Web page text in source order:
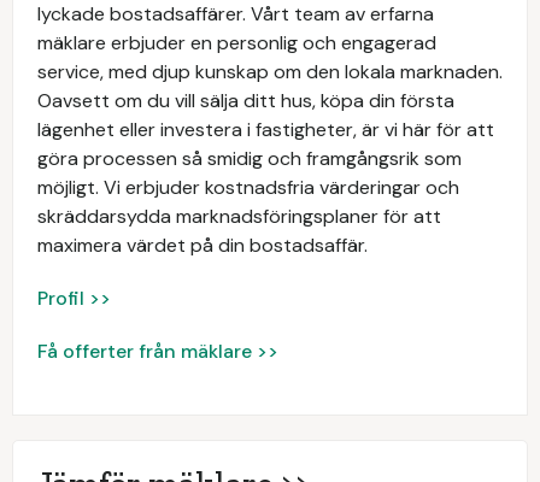
lyckade bostadsaffärer. Vårt team av erfarna
mäklare erbjuder en personlig och engagerad
service, med djup kunskap om den lokala marknaden.
Oavsett om du vill sälja ditt hus, köpa din första
lägenhet eller investera i fastigheter, är vi här för att
göra processen så smidig och framgångsrik som
möjligt. Vi erbjuder kostnadsfria värderingar och
skräddarsydda marknadsföringsplaner för att
maximera värdet på din bostadsaffär.
Profil >>
Få offerter från mäklare >>